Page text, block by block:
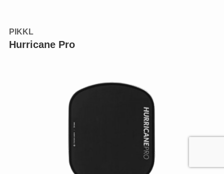
PIKKL
Hurricane Pro